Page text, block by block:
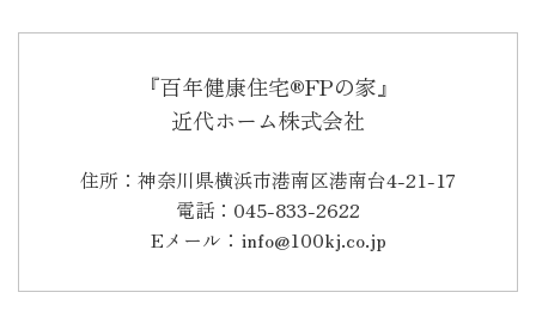
『百年健康住宅®FPの家』
近代ホーム株式会社
住所：神奈川県横浜市港南区港南台4-21-17
電話：045-833-2622
Eメール：info@100kj.co.jp